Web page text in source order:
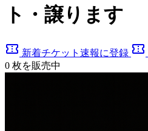
ト・譲ります
confirmation_number 新着チケット速報に登録 confirmation_number
0 枚を販売中